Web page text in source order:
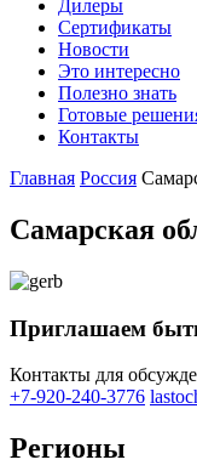
Дилеры
Сертификаты
Новости
Это интересно
Полезно знать
Готовые
Контакты
Главная Россия
Самарская
Приглашаем
Контакты для
+7-920-240-3776
Регионы